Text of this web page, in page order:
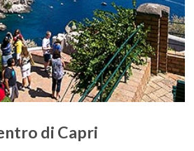
di Capri